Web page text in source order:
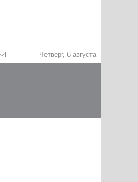
Четверг, 6 августа